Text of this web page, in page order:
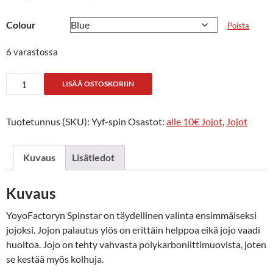
Colour Poista
6 varastossa
Spinstar
määrä
LISÄÄ OSTOSKORIIN
Tuotetunnus (SKU): Yyf-spin Osastot: alle 10€ Jojot, Jojot
Kuvaus Lisätiedot
Kuvaus
YoyoFactoryn Spinstar on täydellinen valinta ensimmäiseksi
jojoksi. Jojon palautus ylös on erittäin helppoa eikä jojo vaadi
huoltoa. Jojo on tehty vahvasta polykarboniittimuovista, joten
se kestää myös kolhuja.